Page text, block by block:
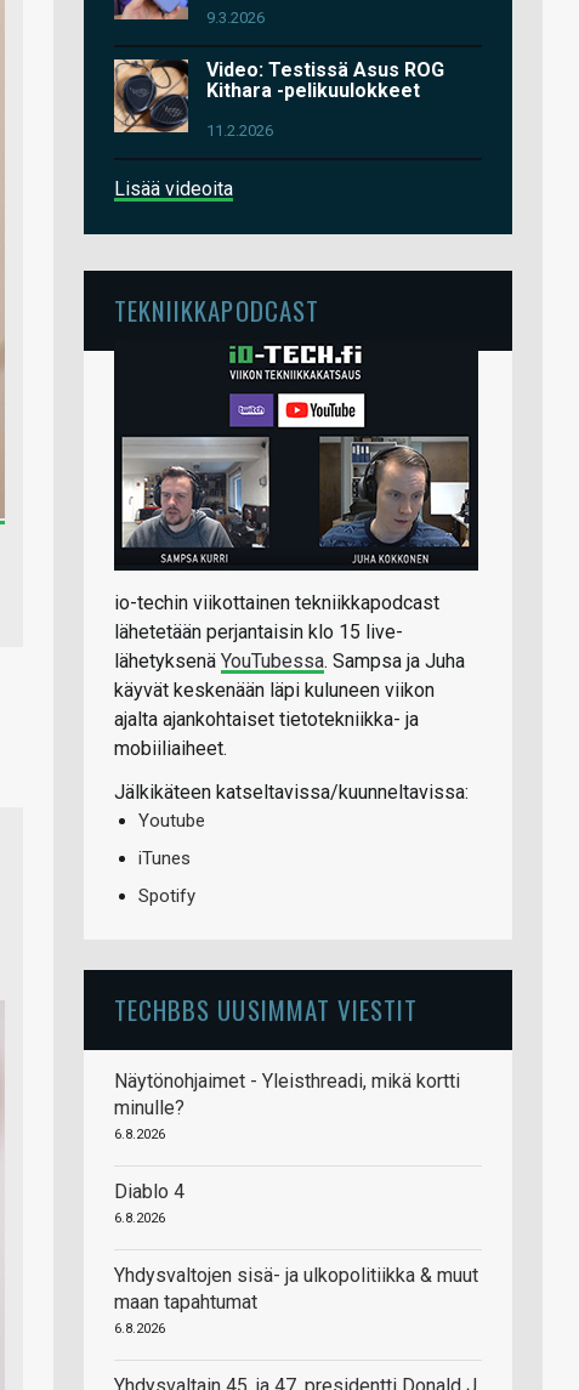
9.3.2026
Video: Testissä Asus ROG
Kithara -pelikuulokkeet
11.2.2026
Lisää videoita
TEKNIIKKAPODCAST
io-techin viikottainen tekniikkapodcast
lähetetään perjantaisin klo 15 live-
lähetyksenä YouTubessa. Sampsa ja Juha
käyvät keskenään läpi kuluneen viikon
ajalta ajankohtaiset tietotekniikka- ja
mobiiliaiheet.
Jälkikäteen katseltavissa/kuunneltavissa:
Youtube
iTunes
Spotify
TECHBBS UUSIMMAT VIESTIT
Näytönohjaimet - Yleisthreadi, mikä kortti
minulle?
6.8.2026
Diablo 4
6.8.2026
Yhdysvaltojen sisä- ja ulkopolitiikka & muut
maan tapahtumat
6.8.2026